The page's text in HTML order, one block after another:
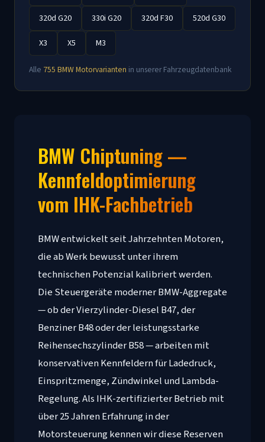
320d G20
330i G20 320d F30
520d G30
X3
X5 M3
Alle 755 BMW Motorvarianten in unserer Fahrzeugdatenbank
BMW Chiptuning —
Kennfeldoptimierung
vom IHK-Fachbetrieb
BMW entwickelt seit Jahrzehnten Motoren,
die ab Werk bewusst unter ihrem
technischen Potenzial kalibriert werden.
Die Steuergeräte moderner BMW-Aggregate
— ob der Vierzylinder-Diesel B47, der
Benziner B48 oder der leistungsstarke
Reihensechszylinder B58 — arbeiten mit
konservativen Kennfeldern für Ladedruck,
Einspritzmenge, Zündwinkel und Lambda-
Regelung. Als IHK-zertifizierter Betrieb mit
über 25 Jahren Erfahrung in der
Motorsteuerung kennen wir diese Reserven